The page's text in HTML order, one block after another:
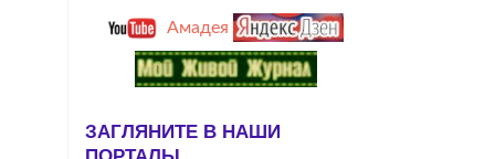
Амадея
ЗАГЛЯНИТЕ В НАШИ